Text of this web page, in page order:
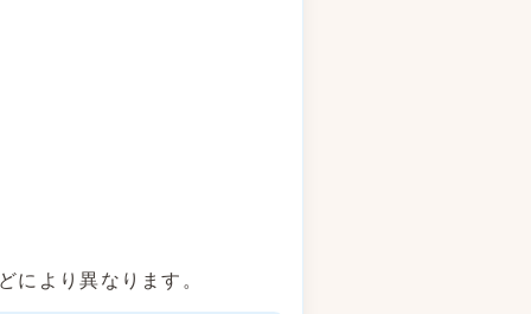
により異なります。